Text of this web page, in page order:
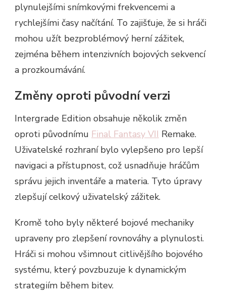
plynulejšími snímkovými frekvencemi a
rychlejšími časy načítání. To zajišťuje, že si hráči
mohou užít bezproblémový herní zážitek,
zejména během intenzivních bojových sekvencí
a prozkoumávání.
Změny oproti původní verzi
Intergrade Edition obsahuje několik změn
oproti původnímu Final Fantasy VII Remake.
Uživatelské rozhraní bylo vylepšeno pro lepší
navigaci a přístupnost, což usnadňuje hráčům
správu jejich inventáře a materia. Tyto úpravy
zlepšují celkový uživatelský zážitek.
Kromě toho byly některé bojové mechaniky
upraveny pro zlepšení rovnováhy a plynulosti.
Hráči si mohou všimnout citlivějšího bojového
systému, který povzbuzuje k dynamickým
strategiím během bitev.